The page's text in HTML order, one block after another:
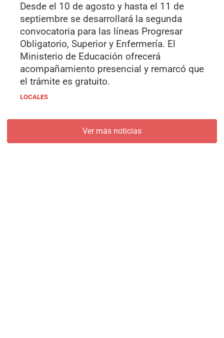
Desde el 10 de agosto y hasta el 11 de
septiembre se desarrollará la segunda
convocatoria para las líneas Progresar
Obligatorio, Superior y Enfermería. El
Ministerio de Educación ofrecerá
acompañamiento presencial y remarcó que
el trámite es gratuito.
LOCALES
Ver más noticias